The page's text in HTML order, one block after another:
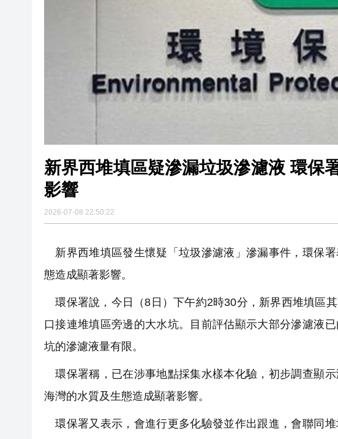
新界西堆填區疑滲漏垃圾滲濾液 環保
影響
2026-07-08 22:50:22
新界西堆填區發生懷疑「垃圾滲濾液」滲漏事件，環保
態造成顯著影響。
環保署說，今日（8日）下午約2時30分，新界西堆填區
口接連堆填區旁邊的大水坑。目前評估顯示大部分滲濾液
坑的滲濾液量有限。
環保署稱，已在涉事地點採集水樣本化驗，初步調查顯
海灣的水質及生態造成顯著影響。
環保署又表示，會進行更多化驗發並作出跟進，會聯同